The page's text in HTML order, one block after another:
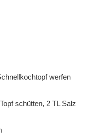
werfen
schütten, 2 TL Salz